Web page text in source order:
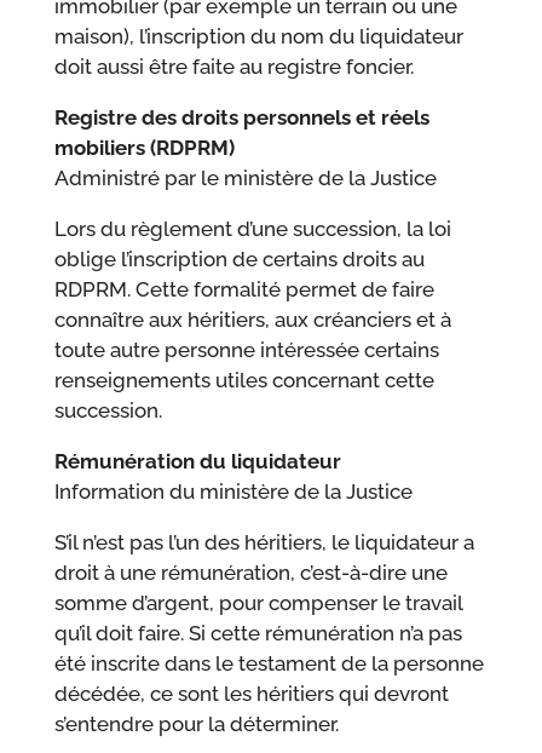
immobilier (par exemple un terrain ou une
maison), l’inscription du nom du liquidateur
doit aussi être faite au registre foncier.
Registre des droits personnels et réels
mobiliers (RDPRM)
Administré par le ministère de la Justice
Lors du règlement d’une succession, la loi
oblige l’inscription de certains droits au
RDPRM. Cette formalité permet de faire
connaître aux héritiers, aux créanciers et à
toute autre personne intéressée certains
renseignements utiles concernant cette
succession.
Rémunération du liquidateur
Information du ministère de la Justice
S’il n’est pas l’un des héritiers, le liquidateur a
droit à une rémunération, c’est-à-dire une
somme d’argent, pour compenser le travail
qu’il doit faire. Si cette rémunération n’a pas
été inscrite dans le testament de la personne
décédée, ce sont les héritiers qui devront
s’entendre pour la déterminer.